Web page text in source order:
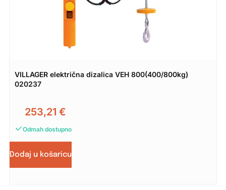
VILLAGER električna dizalica VEH 800(400/800kg)
020237
253,21 €
Odmah dostupno
Dodaj u košaricu